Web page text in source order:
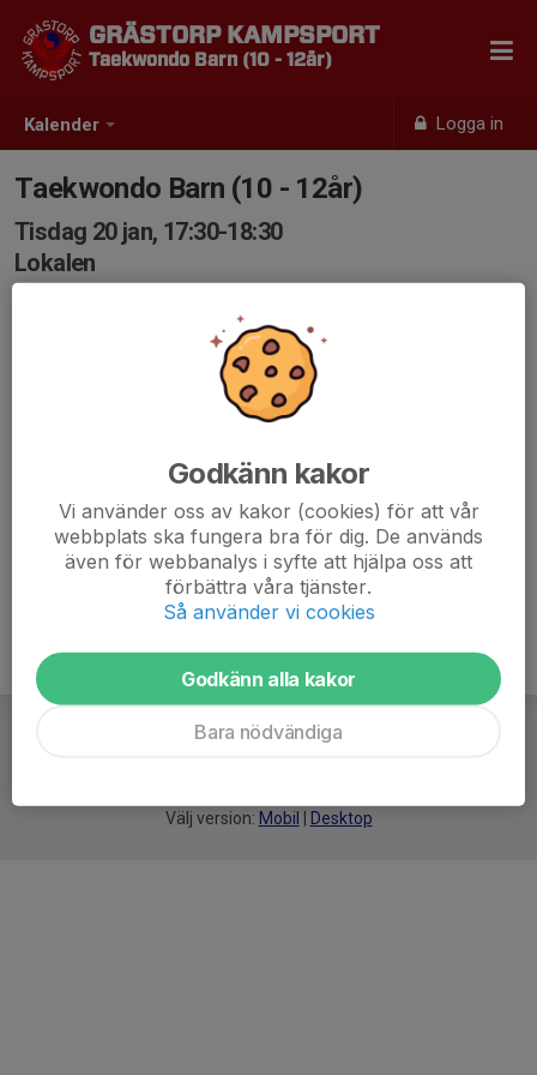
Kalender Logga in
GRÄSTORP KAMPSPORT
Taekwondo Barn (10 - 12år)
Taekwondo Barn (10 - 12år)
Tisdag 20 jan, 17:30-18:30
Lokalen
Välj version: Mobil Desktop
Godkänn kakor
Vi använder oss av kakor (cookies) för att vår
webbplats ska fungera bra för dig. De används
även för webbanalys i syfte att hjälpa oss att
förbättra våra tjänster.
Så använder vi cookies
Godkänn alla kakor
Bara nödvändiga